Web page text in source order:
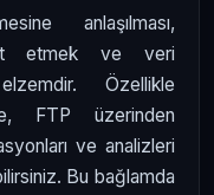
anlaşılması,
etmek ve veri
Özellikle
FTP üzerinden
ve analizleri
Bu bağlamda